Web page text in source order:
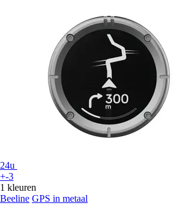
24u
+-3
1 kleuren
Beeline GPS in metaal